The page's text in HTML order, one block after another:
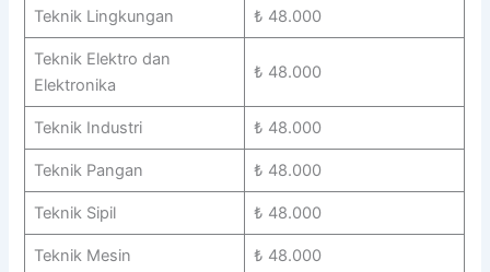
Teknik Lingkungan ₺ 48.000
Teknik Elektro dan
Elektronika
₺ 48.000
Teknik Industri ₺ 48.000
Teknik Pangan ₺ 48.000
Teknik Sipil ₺ 48.000
Teknik Mesin ₺ 48.000